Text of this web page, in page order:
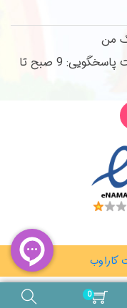
0
من
شماره تماس: 01333570388 - ساعت پاسخگویی: 9 صبح تا
کاراوب